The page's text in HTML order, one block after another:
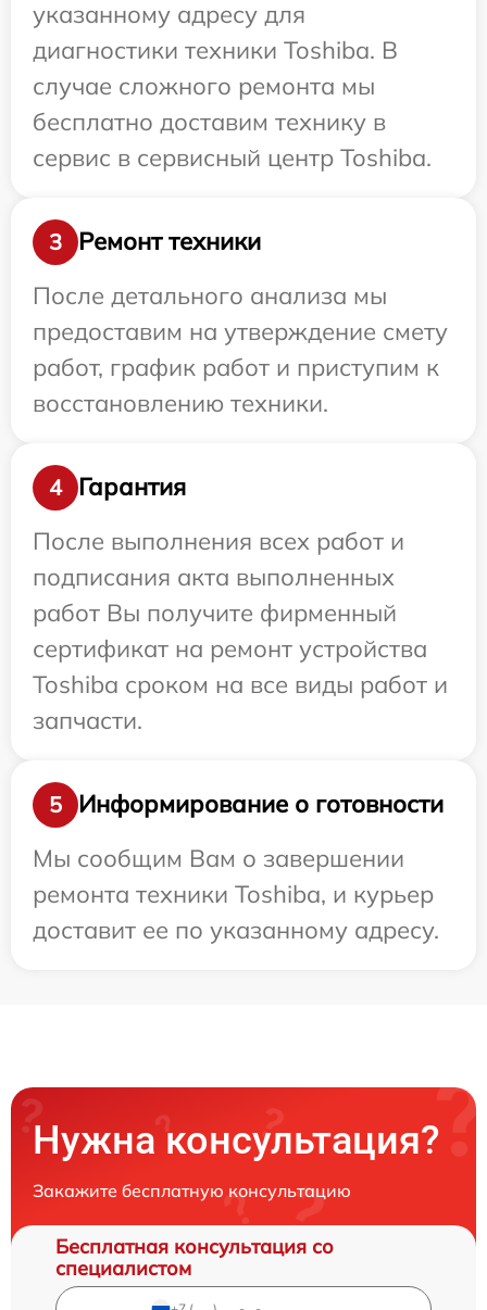
указанному адресу для
диагностики техники Toshiba. В
случае сложного ремонта мы
бесплатно доставим технику в
сервис в сервисный центр Toshiba.
3
Ремонт техники
После детального анализа мы
предоставим на утверждение смету
работ, график работ и приступим к
восстановлению техники.
4
Гарантия
После выполнения всех работ и
подписания акта выполненных
работ Вы получите фирменный
сертификат на ремонт устройства
Toshiba сроком на все виды работ и
запчасти.
5
Информирование о готовности
Мы сообщим Вам о завершении
ремонта техники Toshiba, и курьер
доставит ее по указанному адресу.
Нужна консультация?
Закажите бесплатную консультацию
Бесплатная консультация со
специалистом